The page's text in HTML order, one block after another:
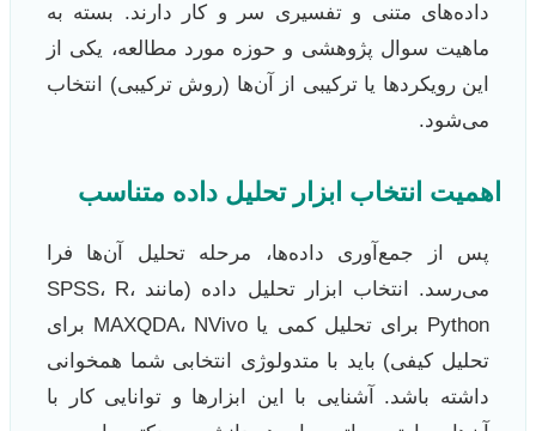
داده‌های متنی و تفسیری سر و کار دارند. بسته به
ماهیت سوال پژوهشی و حوزه مورد مطالعه، یکی از
این رویکردها یا ترکیبی از آن‌ها (روش ترکیبی) انتخاب
می‌شود.
اهمیت انتخاب ابزار تحلیل داده متناسب
پس از جمع‌آوری داده‌ها، مرحله تحلیل آن‌ها فرا
می‌رسد. انتخاب ابزار تحلیل داده (مانند SPSS، R،
Python برای تحلیل کمی یا MAXQDA، NVivo برای
تحلیل کیفی) باید با متدولوژی انتخابی شما همخوانی
داشته باشد. آشنایی با این ابزارها و توانایی کار با